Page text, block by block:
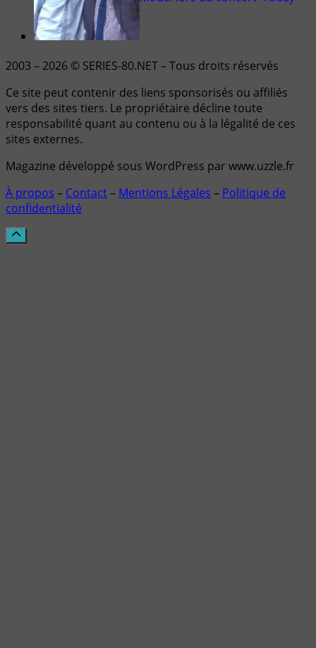
2003 – 2026 © SERIES-80.NET – Tous droits réservés
Ce site peut contenir des liens sponsorisés ou affiliés
vers des sites tiers. Le propriétaire décline toute
responsabilité quant au contenu ou à la légalité de ces
sites externes.
Magazine développé sous WordPress par www.uzzle.fr
À propos – Contact– Mentions Légales – Politique de
confidentialité